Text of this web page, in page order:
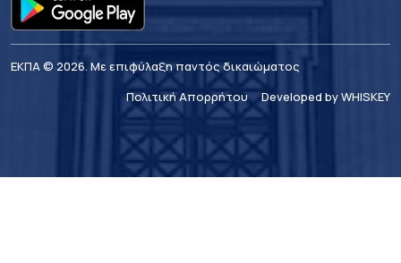
ΕΚΠΑ © 2026. Με επιφύλαξη παντός δικαιώματος
Πολιτική Απορρήτου
Developed by WHISKEY